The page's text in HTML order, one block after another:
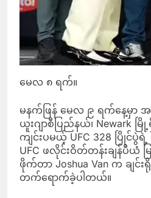
မေလ ၈ ရက်။
မနက်ဖြန် မေလ ၉ ရက်နေ့မှာ
ယူးဂျာစီပြည်နယ်၊ Newark မြို့
ကျင်းပမယ့် UFC 328 ပြိုင်ပွဲ
UFC ဖလိုင်းဝိတ်တန်းချန်ပီယံ မ
ဖိုက်တာ Joshua Van က ချင်
တက်ရောက်ခဲ့ပါတယ်။